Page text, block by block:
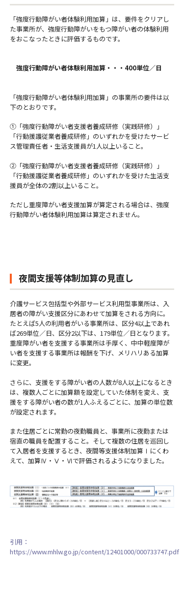
「強度行動障がい者体験利用加算」は、要件をクリアし
た事業所が、強度行動障がいをもつ障がい者の体験利用
をおこなったときに評価するものです。
強度行動障がい者体験利用加算・・・400単位／日
「強度行動障がい者体験利用加算」の事業所の要件は以
下のとおりです。
①「強度行動障がい者支援者養成研修（実践研修）」
「行動援護従業者養成研修」のいずれかを受けたサービ
ス管理責任者・生活支援員が1人以上いること。
②「強度行動障がい者支援者養成研修（実践研修）」
「行動援護従業者養成研修」のいずれかを受けた生活支
援員が全体の2割以上いること。
ただし重度障がい者支援加算が算定される場合は、強度
行動障がい者体験利用加算は算定されません。
夜間支援等体制加算の見直し
介護サービス包括型や外部サービス利用型事業所は、入
居者の障がい支援区分にあわせて加算をされる方向に。
たとえば5人の利用者がいる事業所は、区分4以上であれ
ば269単位／日、区分2以下は、179単位／日となります。
重度障がい者を支援する事業所は手厚く、中中軽度障が
い者を支援する事業所は報酬を下げ、メリハリある加算
に変更。
さらに、支援をする障がい者の人数が8人以上になるとき
は、複数人ごとに加算額を設定していた体制を変え、支
援をする障がい者の数が1人ふえるごとに、加算の単位数
が設定されます。
また住居ごとに常勤の夜勤職員と、事業所に夜勤または
宿直の職員を配置すること。そして複数の住居を巡回し
て入居者を支援するとき、夜間等支援体制加算Ⅰにくわ
えて、加算Ⅳ・Ⅴ・Ⅵで評価されるようになりました。
引用：
https://www.mhlw.go.jp/content/12401000/000733747.pdf